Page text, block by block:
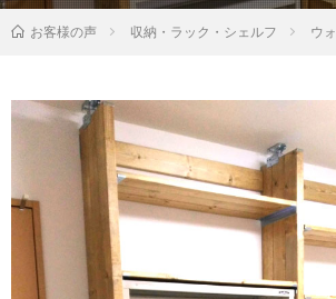
お客様の声 収納・ラック・シェルフ ウ